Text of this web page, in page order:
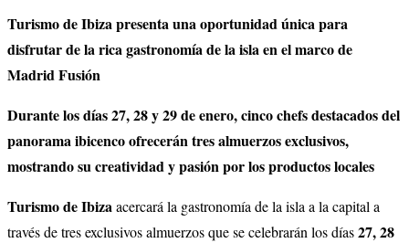
Turismo de Ibiza presenta una oportunidad única para
disfrutar de la rica gastronomía de la isla en el marco de
Madrid Fusión
Durante los días 27, 28 y 29 de enero, cinco chefs destacados del
panorama ibicenco ofrecerán tres almuerzos exclusivos,
mostrando su creatividad y pasión por los productos locales
Turismo de Ibiza acercará la gastronomía de la isla a la capital a
través de tres exclusivos almuerzos que se celebrarán los días27, 28